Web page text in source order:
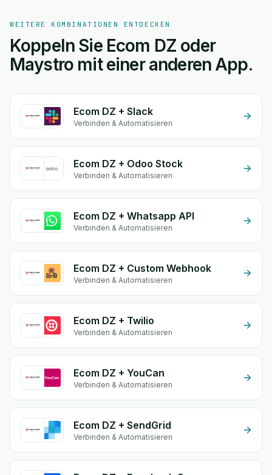
WEITERE KOMBINATIONEN ENTDECKEN
Koppeln Sie Ecom DZ oder
Maystro mit einer anderen App.
Ecom DZ + Slack
Verbinden & Automatisieren
Ecom DZ + Odoo Stock
Verbinden & Automatisieren
Ecom DZ + Whatsapp API
Verbinden & Automatisieren
Ecom DZ + Custom Webhook
Verbinden & Automatisieren
Ecom DZ + Twilio
Verbinden & Automatisieren
Ecom DZ + YouCan
Verbinden & Automatisieren
Ecom DZ + SendGrid
Verbinden & Automatisieren